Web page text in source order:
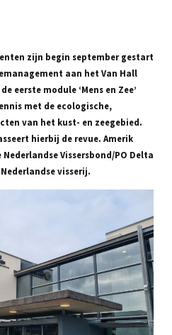
zijn begin september gestart
aan het Van Hall
eerste module ‘Mens en Zee’
met de ecologische,
van het kust- en zeegebied.
hierbij de revue. Amerik
Vissersbond/PO Delta
visserij.